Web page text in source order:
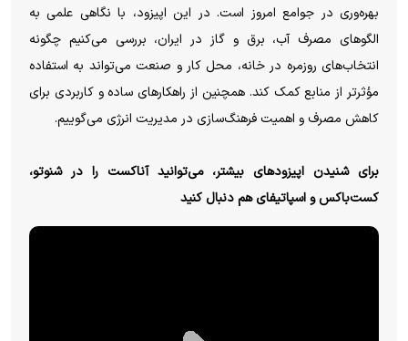
بهره‌وری در جوامع امروز است. در این اپیزود، با نگاهی علمی به
الگوهای مصرف آب، برق و گاز در ایران، بررسی می‌کنیم چگونه
انتخاب‌های روزمره در خانه، محل کار و صنعت می‌تواند به استفاده
مؤثرتر از منابع کمک کند. همچنین از راهکارهای ساده و کاربردی برای
کاهش مصرف و اهمیت فرهنگ‌سازی در مدیریت انرژی می‌گوییم.
برای شنیدن اپیزودهای بیشتر، می‌توانید آناکست را در شنوتو،
کست‌باکس و اسپاتیفای هم دنبال کنید